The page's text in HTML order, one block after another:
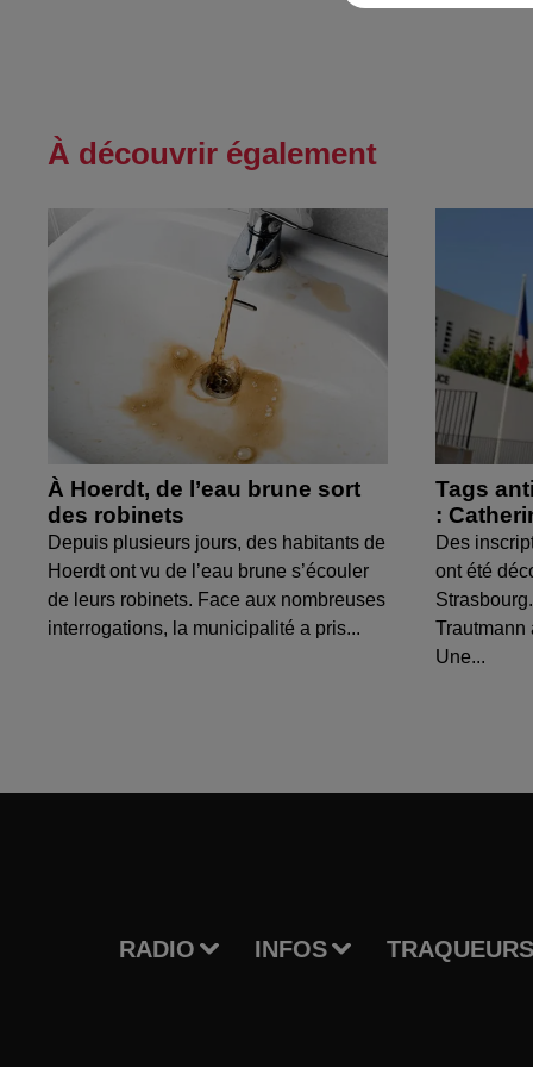
À découvrir également
À Hoerdt, de l’eau brune sort
des robinets
Depuis plusieurs jours, des habitants de
Hoerdt ont vu de l’eau brune s’écouler
de leurs robinets. Face aux nombreuses
interrogations, la municipalité a pris...
Tags
:
Des
ont été
Trautmann
Une...
RADIO INFOS